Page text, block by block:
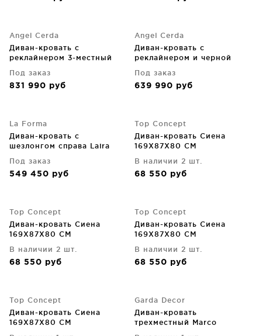
Angel Cerda
Диван-кровать с
реклайнером 3-местный
CM
Под заказ
831 990 руб
Angel Cerda
Диван-кровать с
реклайнером и черной
192X93X92 CM
Под заказ
639 990 руб
La Forma
Диван-кровать с
шезлонгом справа Laira
246X170X89 CM
Под заказ
549 450 руб
Top Concept
Диван-кровать Сиена
169X87X80 CM
В наличии 2 шт.
68 550 руб
Top Concept
Диван-кровать Сиена
169X87X80 CM
В наличии 2 шт.
68 550 руб
Top Concept
Диван-кровать Сиена
169X87X80 CM
В наличии 2 шт.
68 550 руб
Top Concept
Диван-кровать Сиена
169X87X80 CM
Garda Decor
Диван-кровать
трехместный Marco